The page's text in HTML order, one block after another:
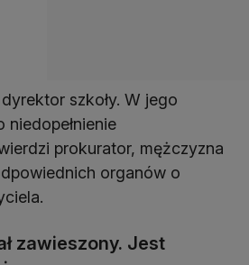
dyrektor szkoły. W jego
prokurator, mężczyzna
organów o
zawieszony. Jest